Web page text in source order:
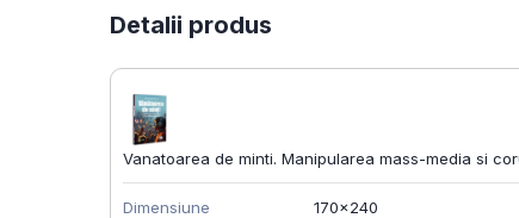
Detalii produs
Vanatoarea de minti. Manipularea mass-media si
Dimensiune 170x240